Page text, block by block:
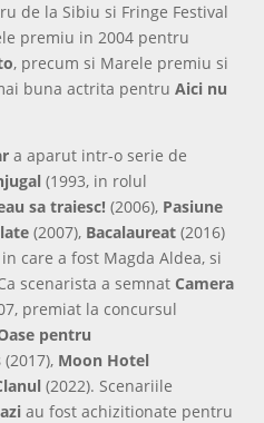
de la Sibiu si Fringe Festival
premiu in 2004 pentru
, precum si Marele premiu si
buna actrita pentruAici nu
a aparut intr-o serie de
(1993, in rolul
sa traiesc! (2006), Pasiune
(2007), Bacalaureat (2016)
care a fost Magda Aldea, si
scenarista a semnat Camera
premiat la concursul
pentru
(2017), Moon Hotel
(2022). Scenariile
au fost achizitionate pentru